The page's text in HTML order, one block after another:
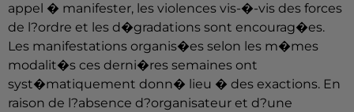
appel � manifester, les violences vis-�-vis des forces
de l?ordre et les d�gradations sont encourag�es.
Les manifestations organis�es selon les m�mes
modalit�s ces derni�res semaines ont
syst�matiquement donn� lieu � des exactions. En
raison de l?absence d?organisateur et d?une